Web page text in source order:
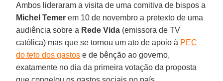
Ambos lideraram a visita de uma comitiva de bispos a
Michel Temer em 10 de novembro a pretexto de uma
audiência sobre a Rede Vida (emissora de TV
católica) mas que se tornou um ato de apoio à PEC
do teto dos gastos e de bênção ao governo,
exatamente no dia da primeira votação da proposta